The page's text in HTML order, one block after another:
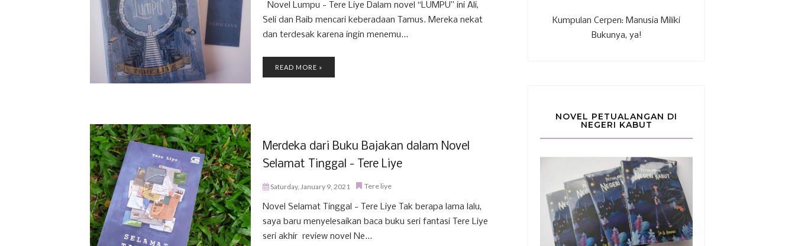
Novel Lumpu - Tere Liye Dalam novel “LUMPU” ini Ali,
Seli dan Raib mencari keberadaan Tamus. Mereka nekat
dan terdesak karena ingin menemu...
READ MORE »
Merdeka dari Buku Bajakan dalam Novel
Selamat Tinggal - Tere Liye
Saturday, January 9, 2021 Tere liye
Novel Selamat Tinggal - Tere Liye Tak berapa lama lalu,
saya baru menyelesaikan baca buku seri fantasi Tere Liye
seri akhir review novel Ne...
Kumpulan Cerpen: Manusia Miliki
Bukunya, ya!
NOVEL PETUALANGAN DI
NEGERI KABUT